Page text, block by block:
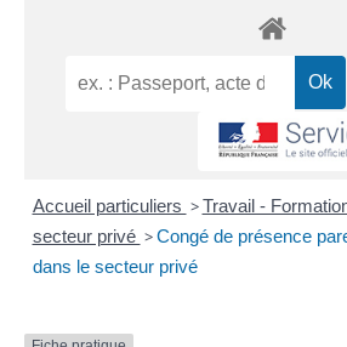
Accueil particuliers > Travail -
secteur privé > Congé de présence
dans le secteur privé